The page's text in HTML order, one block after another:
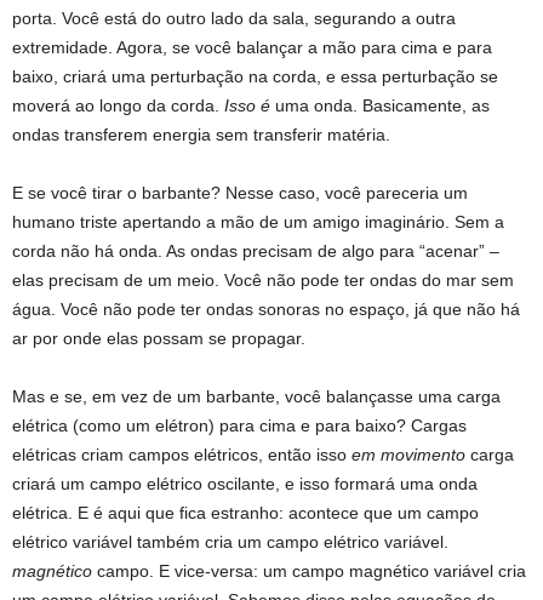
porta. Você está do outro lado da sala, segurando a outra
extremidade. Agora, se você balançar a mão para cima e para
baixo, criará uma perturbação na corda, e essa perturbação se
moverá ao longo da corda. Isso é uma onda. Basicamente, as
ondas transferem energia sem transferir matéria.
E se você tirar o barbante? Nesse caso, você pareceria um
humano triste apertando a mão de um amigo imaginário. Sem a
corda não há onda. As ondas precisam de algo para “acenar” –
elas precisam de um meio. Você não pode ter ondas do mar sem
água. Você não pode ter ondas sonoras no espaço, já que não há
ar por onde elas possam se propagar.
Mas e se, em vez de um barbante, você balançasse uma carga
elétrica (como um elétron) para cima e para baixo? Cargas
elétricas criam campos elétricos, então isso em movimento carga
criará um campo elétrico oscilante, e isso formará uma onda
elétrica. E é aqui que fica estranho: acontece que um campo
elétrico variável também cria um campo elétrico variável.
magnético campo. E vice-versa: um campo magnético variável cria